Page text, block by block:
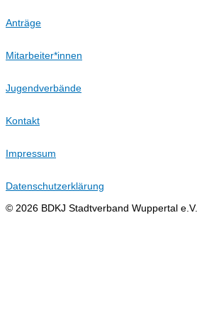
Anträge
Mitarbeiter*innen
Jugendverbände
Kontakt
Impressum
Datenschutzerklärung
© 2026 BDKJ Stadtverband Wuppertal e.V.